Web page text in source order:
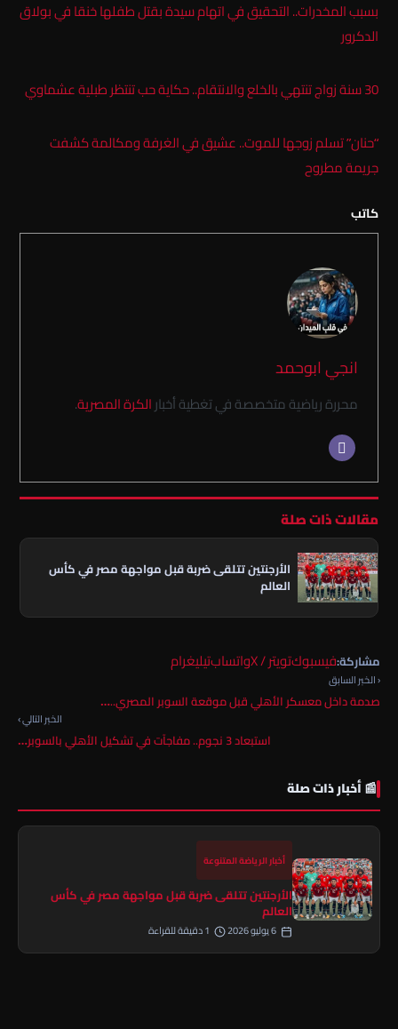
بسبب المخدرات.. التحقيق في اتهام سيدة بقتل طفلها خنقا في بولاق
الدكرور
30 سنة زواج تنتهي بالخلع والانتقام.. حكاية حب تنتظر طبلية عشماوي
“حنان” تسلم زوجها للموت.. عشيق في الغرفة ومكالمة كشفت
جريمة مطروح
كاتب
انجي ابوحمد
محررة رياضية متخصصة في تغطية أخبارالكرة المصرية.
مقالات ذات صلة
الأرجنتين تتلقى ضربة قبل مواجهة مصر في كأس
العالم
مشاركة:فيسبوكتويتر / X واتسابتيليغرام
‹ الخبر السابق
صدمة داخل معسكر الأهلي قبل موقعة السوبر المصري..…
الخبر التالي ›
استبعاد 3 نجوم.. مفاجآت في تشكيل الأهلي بالسوبر…
📰 أخبار ذات صلة
أخبار الرياضة المتنوعة
الأرجنتين تتلقى ضربة قبل مواجهة مصر في كأس
العالم